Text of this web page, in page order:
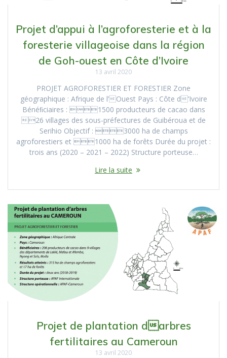
Projet d’appui à l’agroforesterie et à la
foresterie villageoise dans la région
de Goh-ouest en Côte d’Ivoire
13 avril 2020
PROJET AGROFORESTIER ET FORESTIER Zone
géographique : Afrique de l’Ouest Pays : Côte d’Ivoire
Bénéﬁciaires : 1500 producteurs de cacao dans
26 villages des sous-préfectures de Guibéroua et de
Serihio Objectif : 3000 ha de champs
agroforestiers et 1000 ha de forêts Durée du projet :
trois ans (2020 – 2021 – 2022) Structure porteuse…
Lire la suite
Projet de plantation darbres
fertilitaires au Cameroun
13 avril 2020